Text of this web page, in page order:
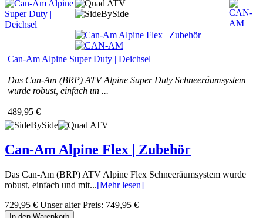
Can-Am Alpine Super Duty | Deichsel
Das Can-Am (BRP) ATV Alpine Super Duty Schneeräumsystem
wurde robust, einfach un ...
489,95 €
Can-Am Alpine Flex | Zubehör
Das Can-Am (BRP) ATV Alpine Flex Schneeräumsystem wurde
robust, einfach und mit...[Mehr lesen]
729,95 € Unser alter Preis: 749,95 €